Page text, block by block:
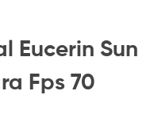
Eucerin Sun
Fps 70